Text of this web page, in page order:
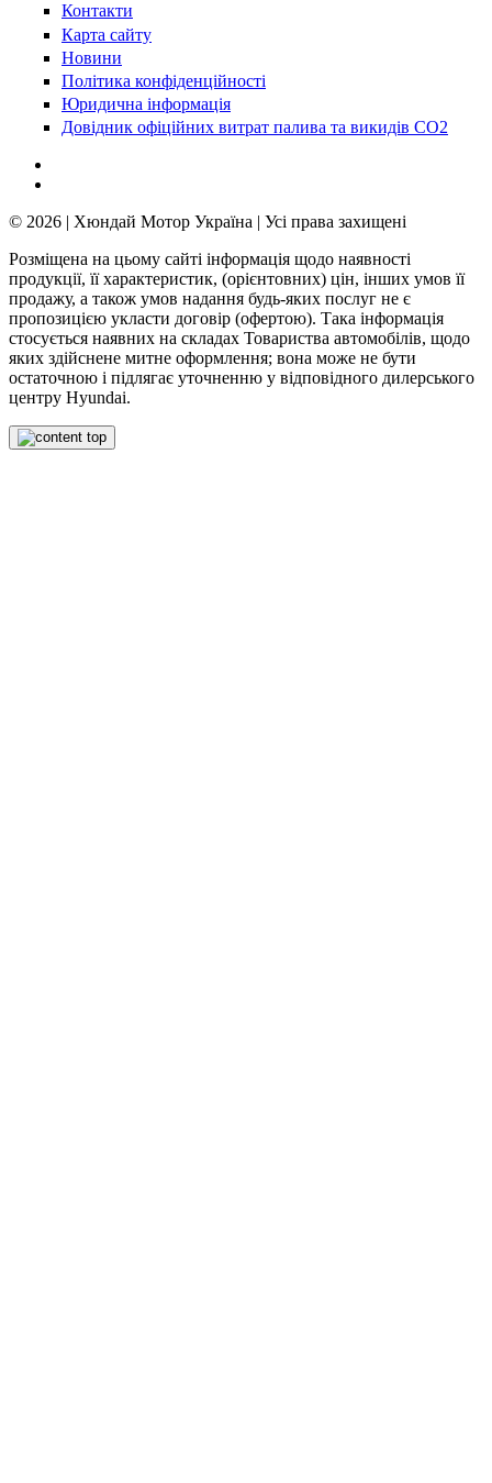
Контакти
Карта сайту
Новини
Політика конфіденційності
Юридична інформація
Довідник офіційних витрат палива та викидів СО2
© 2026 | Хюндай Мотор Україна | Усі права захищені
Розміщена на цьому сайті інформація щодо наявності
продукції, її характеристик, (орієнтовних) цін, інших умов її
продажу, а також умов надання будь-яких послуг не є
пропозицією укласти договір (офертою). Така інформація
стосується наявних на складах Товариства автомобілів, щодо
яких здійснене митне оформлення; вона може не бути
остаточною і підлягає уточненню у відповідного дилерського
центру Hyundai.